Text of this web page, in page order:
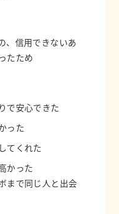
、信用できないあ
たため
で安心できた
った
てくれた
かった
まで同じ人と出会